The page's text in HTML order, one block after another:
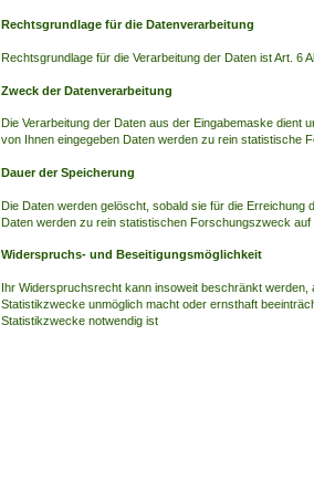
Rechtsgrundlage für die Datenverarbeitung
Rechtsgrundlage für die Verarbeitung der Daten ist Art. 6
Zweck der Datenverarbeitung
Die Verarbeitung der Daten aus der Eingabemaske dient
von Ihnen eingegeben Daten werden zu rein statistische
Dauer der Speicherung
Die Daten werden gelöscht, sobald sie für die
Daten werden zu rein statistischen Forschungszweck
Widerspruchs- und Beseitigungsmöglichkeit
Ihr Widerspruchsrecht kann insoweit beschränkt
Statistikzwecke unmöglich macht oder ernsthaft
Statistikzwecke notwendig ist